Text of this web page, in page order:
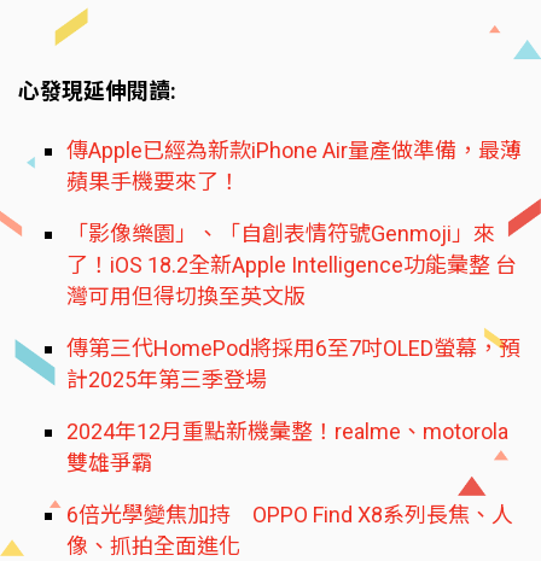
心發現延伸閱讀:
傳Apple已經為新款iPhone Air量產做準備，最薄
蘋果手機要來了！
「影像樂園」、「自創表情符號Genmoji」來
了！iOS 18.2全新Apple Intelligence功能彙整 台
灣可用但得切換至英文版
傳第三代HomePod將採用6至7吋OLED螢幕，預
計2025年第三季登場
2024年12月重點新機彙整！realme、motorola
雙雄爭霸
6倍光學變焦加持 OPPO Find X8系列長焦、人
像、抓拍全面進化